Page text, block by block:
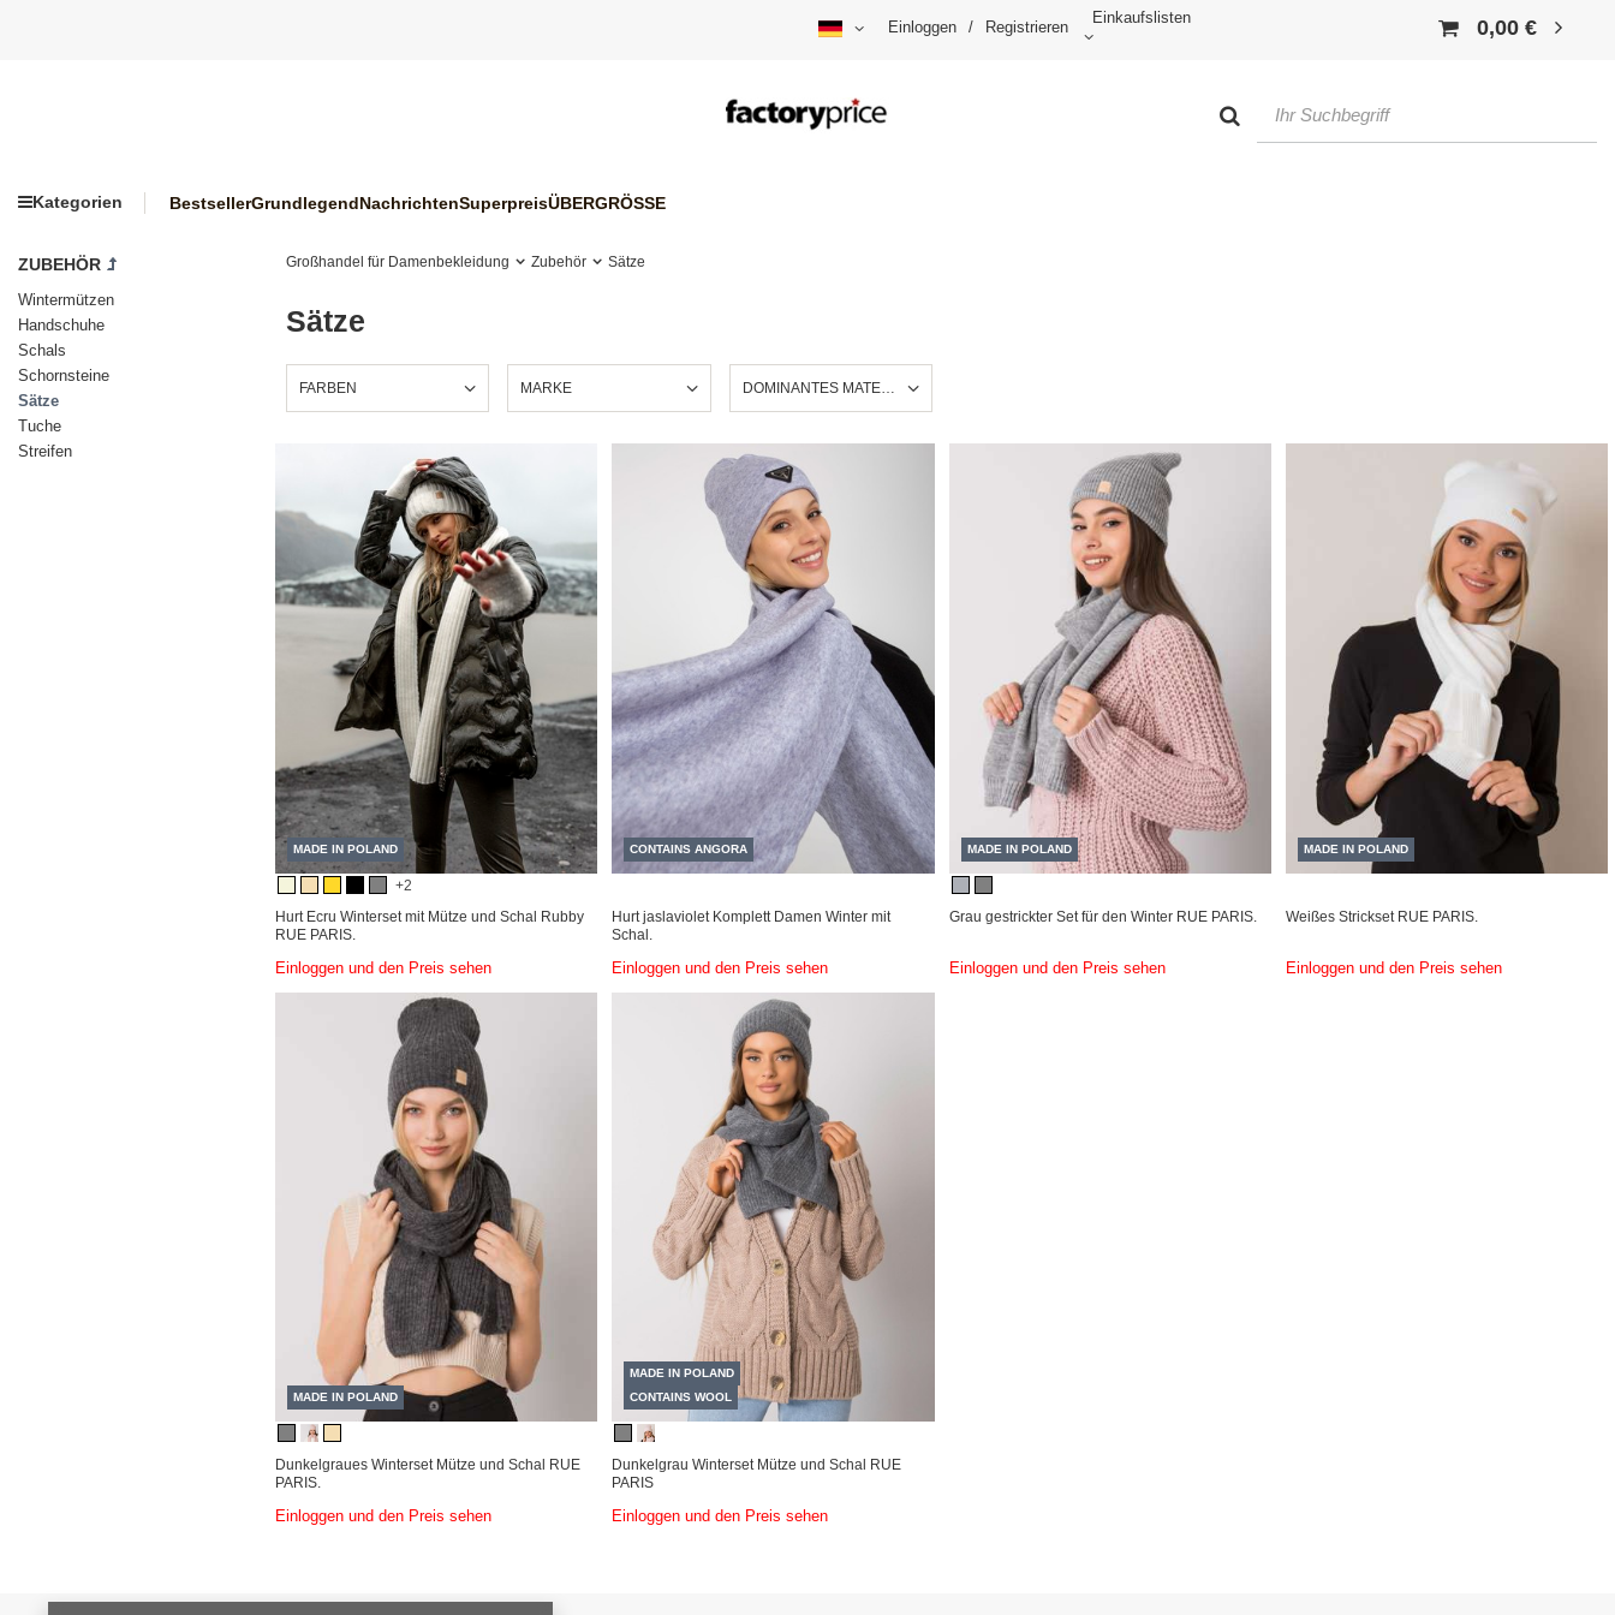
Einloggen / Registrieren
Einkaufslisten 0,00 €
Kategorien BestsellerGrundlegendNachrichtenSuperpreisÜBERGRÖSSE
ZUBEHÖR
Wintermützen
Handschuhe
Schals
Schornsteine
Sätze
Tuche
Streifen
Großhandel für Damenbekleidung Zubehör Sätze
Sätze
FARBEN MARKE DOMINANTES MATERIAL
MADE IN POLAND
+2
Hurt Ecru Winterset mit Mütze und Schal Rubby
RUE PARIS.
Einloggen und den Preis sehen
CONTAINS ANGORA
Hurt jaslaviolet Komplett Damen Winter mit
Schal.
Einloggen und den Preis sehen
MADE IN POLAND
Grau gestrickter Set für den Winter RUE PARIS.
Einloggen und den Preis sehen
MADE IN POLAND
Weißes Strickset RUE PARIS.
Einloggen und den Preis sehen
MADE IN POLAND
Dunkelgraues Winterset Mütze und Schal RUE
PARIS.
Einloggen und den Preis sehen
MADE IN POLAND
CONTAINS WOOL
Dunkelgrau Winterset Mütze und Schal RUE
PARIS
Einloggen und den Preis sehen